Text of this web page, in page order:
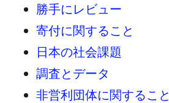
勝手にレビュー
寄付に関すること
日本の社会課題
調査とデータ
非営利団体に関すること